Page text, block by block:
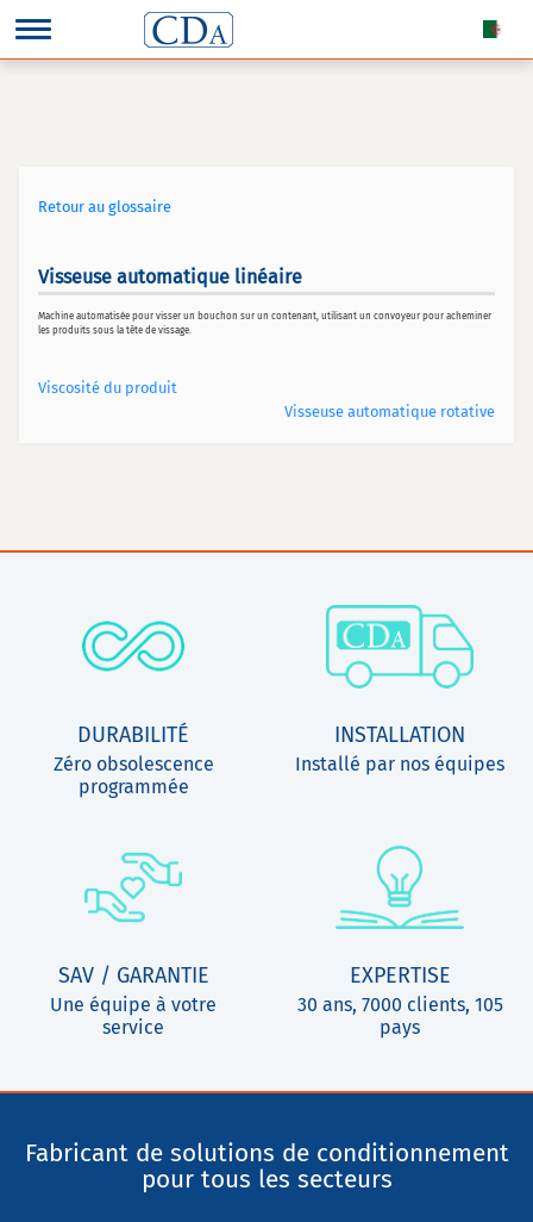
Retour au glossaire
Visseuse automatique linéaire
Machine automatisée pour visser un bouchon sur un contenant, utilisant un convoyeur pour acheminer
les produits sous la tête de vissage.
Viscosité du produit
Visseuse automatique rotative
DURABILITÉ
Zéro obsolescence
programmée
INSTALLATION
Installé par nos équipes
SAV / GARANTIE
Une équipe à votre
service
EXPERTISE
30 ans, 7000 clients, 105
pays
Fabricant de solutions de conditionnement
pour tous les secteurs